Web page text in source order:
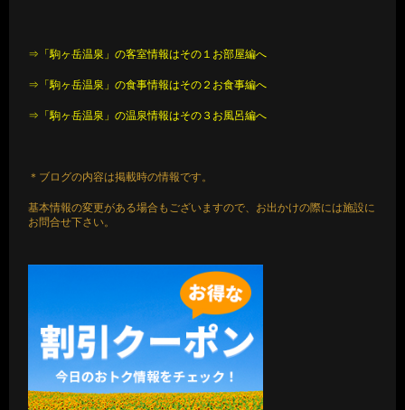
⇒「駒ヶ岳温泉」の客室情報はその１お部屋編へ
⇒「駒ヶ岳温泉」の食事情報はその２お食事編へ
⇒「駒ヶ岳温泉」の温泉情報はその３お風呂編へ
＊ブログの内容は掲載時の情報です。
基本情報の変更がある場合もございますので、お出かけの際には施設に
お問合せ下さい。